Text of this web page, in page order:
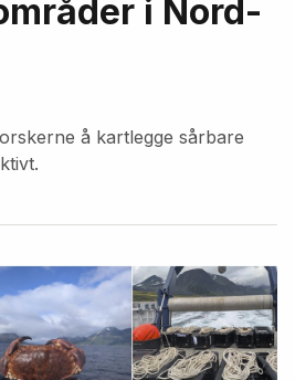
i Nord-
å kartlegge sårbare